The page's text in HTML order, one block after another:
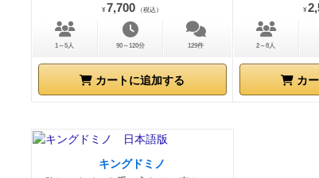
¥ 7,700 （税込）
1～5人 90～120分 129件
カートに追加する
¥
2～8人
カ
キングドミノ